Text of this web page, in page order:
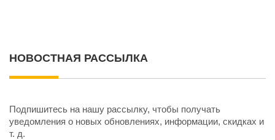
НОВОСТНАЯ РАССЫЛКА
Подпишитесь на нашу рассылку, чтобы получать
уведомления о новых обновлениях, информации, скидках и
т. д.